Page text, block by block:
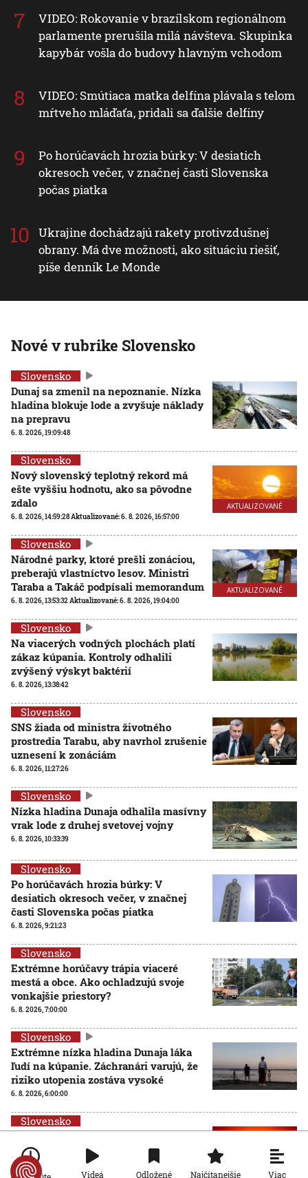
VIDEO: Rokovanie v brazílskom regionálnom
parlamente prerušila milá návšteva. Skupinka
kapybár vošla do budovy hlavným vchodom
VIDEO: Smútiaca matka delfína plávala s telom
mŕtveho mláďaťa, pridali sa ďalšie delfíny
Po horúčavách hrozia búrky: V desiatich
okresoch večer, v značnej časti Slovenska
počas piatka
Ukrajine dochádzajú rakety protivzdušnej
obrany. Má dve možnosti, ako situáciu riešiť,
píše denník Le Monde
Nové v rubrike Slovensko
Slovensko
Dunaj sa zmenil na nepoznanie. Nízka
hladina blokuje lode a zvyšuje náklady
na prepravu
6. 8. 2026, 19:09:48
AKTUALIZOVANÉ
Slovensko
Nový slovenský teplotný rekord má
ešte vyššiu hodnotu, ako sa pôvodne
zdalo
6. 8. 2026, 14:59:28Aktualizované:6. 8. 2026, 16:57:00
AKTUALIZOVANÉ
Slovensko
Národné parky, ktoré prešli zonáciou,
preberajú vlastníctvo lesov. Ministri
Taraba a Takáč podpísali memorandum
6. 8. 2026, 13:53:32Aktualizované:6. 8. 2026, 19:04:00
Slovensko
Na viacerých vodných plochách platí
zákaz kúpania. Kontroly odhalili
zvýšený výskyt baktérií
6. 8. 2026, 13:38:42
Slovensko
SNS žiada od ministra životného
prostredia Tarabu, aby navrhol zrušenie
uznesení k zonáciám
6. 8. 2026, 11:27:26
Slovensko
Nízka hladina Dunaja odhalila masívny
vrak lode z druhej svetovej vojny
6. 8. 2026, 10:33:39
Slovensko
Po horúčavách hrozia búrky: V
desiatich okresoch večer, v značnej
časti Slovenska počas piatka
6. 8. 2026, 9:21:23
Slovensko
Extrémne horúčavy trápia viaceré
mestá a obce. Ako ochladzujú svoje
vonkajšie priestory?
6. 8. 2026, 7:00:00
Slovensko
Extrémne nízka hladina Dunaja láka
ľudí na kúpanie. Záchranári varujú, že
riziko utopenia zostáva vysoké
6. 8. 2026, 6:00:00
Slovensko
Na Slovensku padol nový absolútny
rekord teploty vzduchu
5. 8. 2026, 17:26:51
Videá Odložené Najčítanejšie Viac